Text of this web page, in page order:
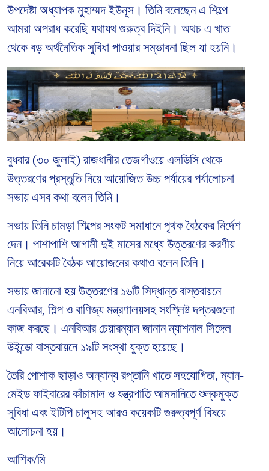
উপদেষ্টা অধ্যাপক মুহাম্মদ ইউনূস। তিনি বলেছেন এ শিল্পে
আমরা অপরাধ করেছি যথাযথ গুরুত্ব দিইনি। অথচ এ খাত
থেকে বড় অর্থনৈতিক সুবিধা পাওয়ার সম্ভাবনা ছিল যা হয়নি।
বুধবার (৩০ জুলাই) রাজধানীর তেজগাঁওয়ে এলডিসি থেকে
উত্তরণের প্রস্তুতি নিয়ে আয়োজিত উচ্চ পর্যায়ের পর্যালোচনা
সভায় এসব কথা বলেন তিনি।
সভায় তিনি চামড়া শিল্পের সংকট সমাধানে পৃথক বৈঠকের নির্দেশ
দেন। পাশাপাশি আগামী দুই মাসের মধ্যে উত্তরণের করণীয়
নিয়ে আরেকটি বৈঠক আয়োজনের কথাও বলেন তিনি।
সভায় জানানো হয় উত্তরণের ১৬টি সিদ্ধান্ত বাস্তবায়নে
এনবিআর, শিল্প ও বাণিজ্য মন্ত্রণালয়সহ সংশ্লিষ্ট দপ্তরগুলো
কাজ করছে। এনবিআর চেয়ারম্যান জানান ন্যাশনাল সিঙ্গেল
উইন্ডো বাস্তবায়নে ১৯টি সংস্থা যুক্ত হয়েছে।
তৈরি পোশাক ছাড়াও অন্যান্য রপ্তানি খাতে সহযোগিতা, ম্যান-
মেইড ফাইবারের কাঁচামাল ও যন্ত্রপাতি আমদানিতে শুল্কমুক্ত
সুবিধা এবং ইটিপি চালুসহ আরও কয়েকটি গুরুত্বপূর্ণ বিষয়ে
আলোচনা হয়।
আশিক/মি